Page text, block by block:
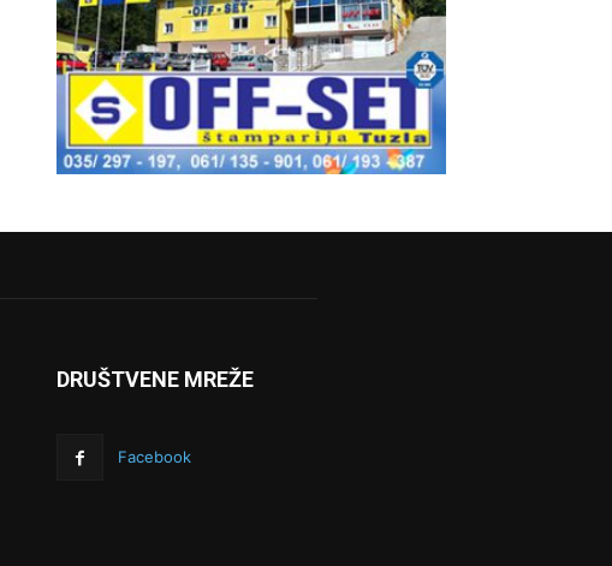
DRUŠTVENE MREŽE
Facebook